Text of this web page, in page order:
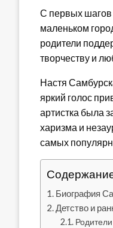
С первых шагов
маленьком
родители
творчеству и
Настя
яркий голос
артистка была
харизма и
самых
Биография
Детство и